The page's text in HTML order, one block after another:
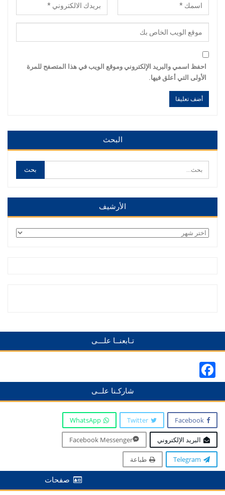
احفظ اسمي والبريد الإلكتروني وموقع الويب في هذا المتصفح للمرة
الأولى التي أعلق فيها.
البحث
الأرشيف
الأرشيف
تـابعنــا علـــى
شاركـنا علــى
Facebook
Twitter
WhatsApp
البريد الإلكتروني Facebook Messenger
Telegram طباعة
صفحات